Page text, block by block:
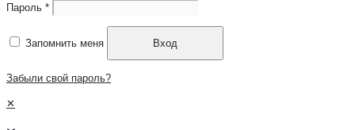
Пароль *
Запомнить меня Вход
Забыли свой пароль?
✕